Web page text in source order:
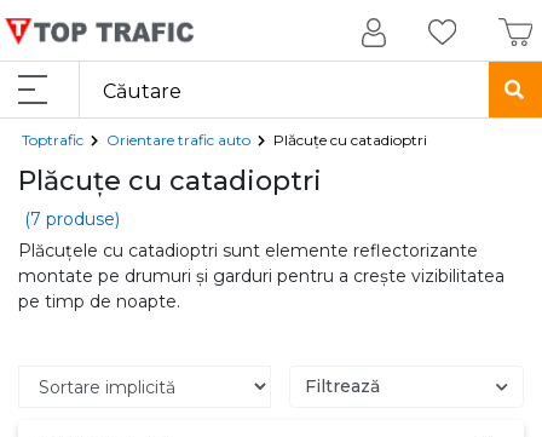
Toptrafic Orientare trafic auto Plăcuțe cu catadioptri
Plăcuțe cu catadioptri
(7 produse)
Plăcuțele cu catadioptri sunt elemente reflectorizante
montate pe drumuri și garduri pentru a crește vizibilitatea
pe timp de noapte.
Filtrează